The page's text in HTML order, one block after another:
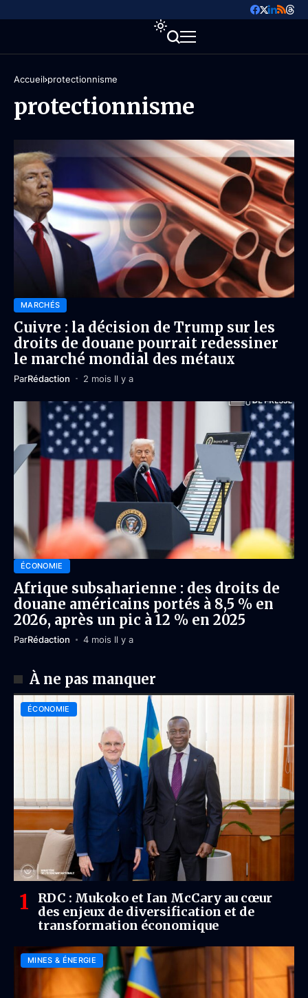
Accueil protectionnisme
protectionnisme
MARCHÉS
Cuivre : la décision de Trump sur les
droits de douane pourrait redessiner
le marché mondial des métaux
ParRédaction 2 mois Il y a
ÉCONOMIE
Afrique subsaharienne : des droits de
douane américains portés à 8,5 % en
2026, après un pic à 12 % en 2025
ParRédaction 4 mois Il y a
À ne pas manquer
ÉCONOMIE
RDC : Mukoko et Ian McCary au cœur
des enjeux de diversification et de
transformation économique
MINES & ÉNERGIE